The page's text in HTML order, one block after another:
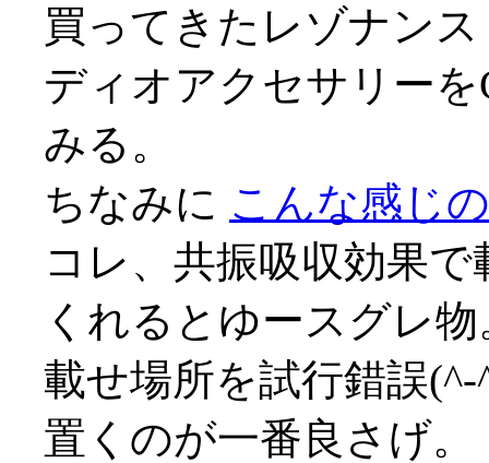
買ってきたレゾナン
ディオアクセサリー
みる。
ちなみに こんな感じ
コレ、共振吸収効果
くれるとゆースグレ物
載せ場所を試行錯誤
置くのが一番良さげ。